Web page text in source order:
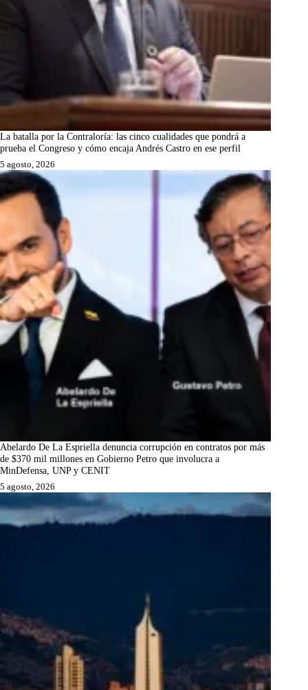
La batalla por la Contraloría: las cinco cualidades que pondrá a
prueba el Congreso y cómo encaja Andrés Castro en ese perfil
5 agosto, 2026
Abelardo De La Espriella denuncia corrupción en contratos por más
de $370 mil millones en Gobierno Petro que involucra a
MinDefensa, UNP y CENIT
5 agosto, 2026